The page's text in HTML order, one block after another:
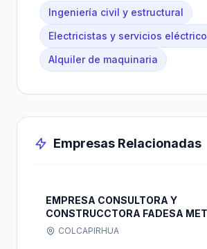
Ingeniería civil y estructural
Electricistas y servicios
Alquiler de maquinaria
Empresas Relacionadas
EMPRESA CONSULTORA Y
CONSTRUCCTORA FADESA
COLCAPIRHUA